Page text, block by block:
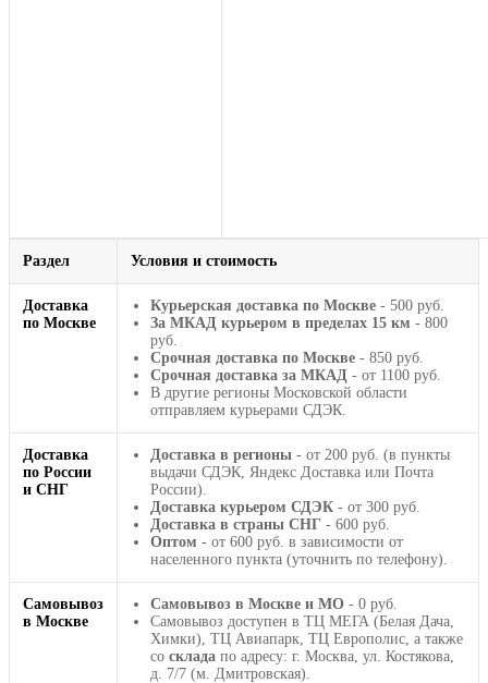
Раздел Условия и стоимость
Доставка
по Москве
Курьерская доставка по Москве - 500 руб.
За МКАД курьером в пределах 15 км - 800
руб.
Срочная доставка по Москве - 850 руб.
Срочная доставка за МКАД - от 1100 руб.
В другие регионы Московской области
отправляем курьерами СДЭК.
Доставка
по России
и СНГ
Доставка в регионы - от 200 руб. (в пункты
выдачи СДЭК, Яндекс Доставка или Почта
России).
Доставка курьером СДЭК - от 300 руб.
Доставка в страны СНГ - 600 руб.
Оптом - от 600 руб. в зависимости от
населенного пункта (уточнить по телефону).
Самовывоз
в Москве
Самовывоз в Москве и МО - 0 руб.
Самовывоз доступен в ТЦ МЕГА (Белая Дача,
Химки), ТЦ Авиапарк, ТЦ Европолис, а также
со склада по адресу: г. Москва, ул. Костякова,
д. 7/7 (м. Дмитровская).